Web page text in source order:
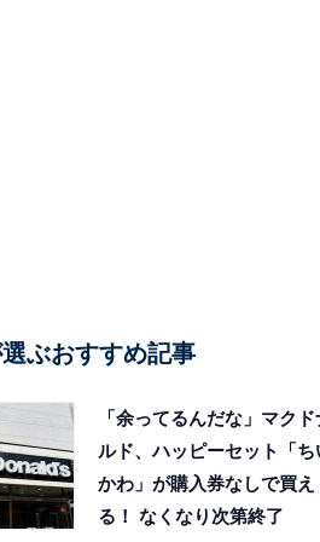
ぶおすすめ記事
「余ってるんだな」マクド
ルド、ハッピーセット「ち
かわ」が購入券なしで買え
る！ なくなり次第終了